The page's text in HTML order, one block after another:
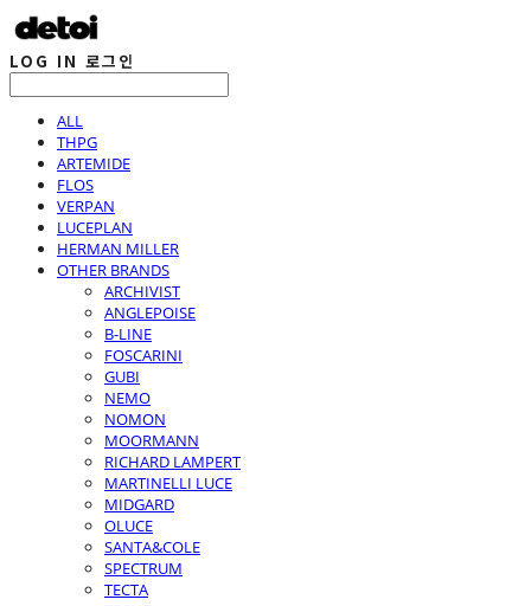
LOG IN 로그인
ALL
THPG
ARTEMIDE
FLOS
VERPAN
LUCEPLAN
HERMAN MILLER
OTHER BRANDS
ARCHIVIST
ANGLEPOISE
B-LINE
FOSCARINI
GUBI
NEMO
NOMON
MOORMANN
RICHARD LAMPERT
MARTINELLI LUCE
MIDGARD
OLUCE
SANTA&COLE
SPECTRUM
TECTA